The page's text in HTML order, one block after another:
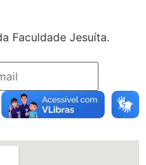
Faculdade Jesuíta.